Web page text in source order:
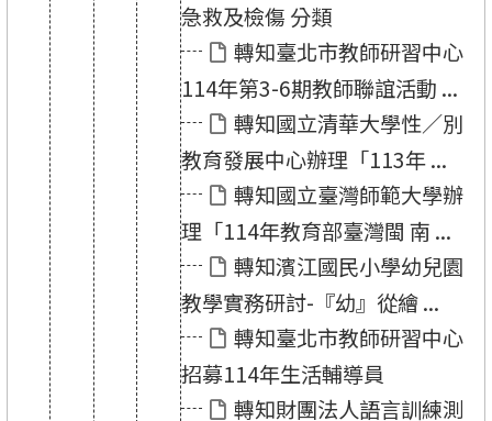
急救及檢傷 分類
轉知臺北市教師研習中心
114年第3-6期教師聯誼活動 ...
轉知國立清華大學性／別
教育發展中心辦理「113年 ...
轉知國立臺灣師範大學辦
理「114年教育部臺灣閩 南 ...
轉知濱江國民小學幼兒園
教學實務研討-『幼』從繪 ...
轉知臺北市教師研習中心
招募114年生活輔導員
轉知財團法人語言訓練測